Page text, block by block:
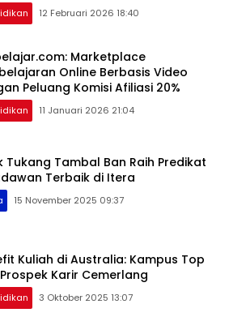
12 Februari 2026 18:40
Marketplace
Online Berbasis Video
Peluang Komisi Afiliasi 20%
11 Januari 2026 21:04
Tukang Tambal Ban Raih Predikat
Terbaik di Itera
15 November 2025 09:37
Kuliah di Australia: Kampus Top
Karir Cemerlang
3 Oktober 2025 13:07